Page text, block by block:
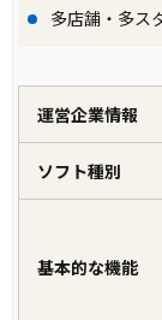
多店舗・多ス
運営企業情報
ソフト種別
基本的な機能